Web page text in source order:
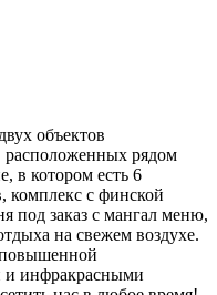
объектов
расположенных рядом
в котором есть 6
комплекс с финской
под заказ с мангал меню,
на свежем воздухе.
и инфракрасными